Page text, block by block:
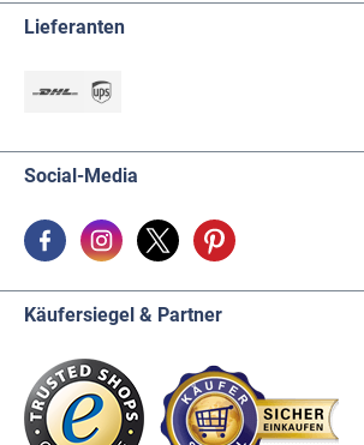
Lieferanten
Social-Media
Käufersiegel & Partner